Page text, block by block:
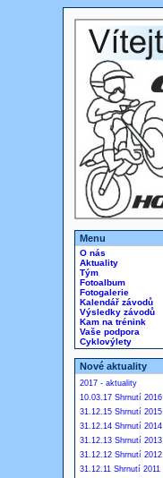
Menu
O nás
Aktuality
Tým
Fotoalbum
Fotogalerie
Kalendář závodů
Výsledky závodů
Kam na trénink
Vaše podpora
Cyklovýlety
Nové aktuality
2017 - aktuality
10.03.17 Shrnutí 2016
31.12.15 Shrnutí 2015
31.12.14 Shrnutí 2014
31.12.13 Shrnutí 2013
31.12.12 Shrnutí 2012
31.12.11 Shrnutí 2011